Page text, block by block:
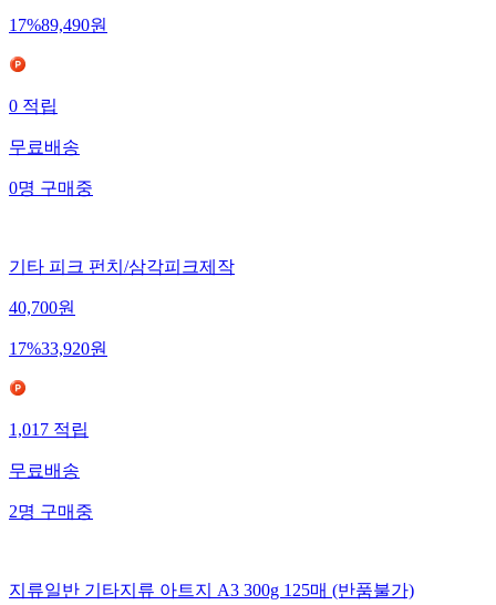
17%89,490원
0 적립
무료배송
0명 구매중
기타 피크 펀치/삼각피크제작
40,700원
17%33,920원
1,017 적립
무료배송
2명 구매중
지류일반 기타지류 아트지 A3 300g 125매 (반품불가)